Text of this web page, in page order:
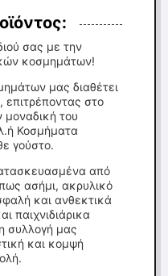
σας με την
κοσμημάτων!
μας διαθέτει
στο
μοναδική του
Κοσμήματα
γούστο.
από
ασήμι, ακρυλικό
και ανθεκτικά
παιχνιδιάρικα
συλλογή μας
και κομψή